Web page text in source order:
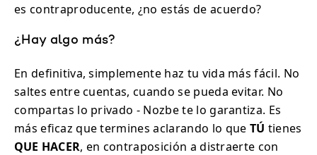
es contraproducente, ¿no estás de acuerdo?
¿Hay algo más?
En definitiva, simplemente haz tu vida más fácil. No
saltes entre cuentas, cuando se pueda evitar. No
compartas lo privado - Nozbe te lo garantiza. Es
más eficaz que termines aclarando lo que TÚ tienes
QUE HACER, en contraposición a distraerte con